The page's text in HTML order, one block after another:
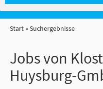
Start Suchergebnisse
Jobs von
Huysburg-